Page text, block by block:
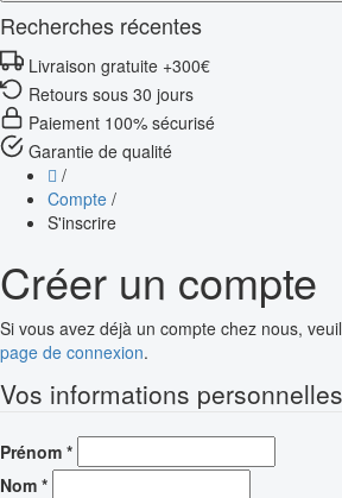
Recherches récentes
Livraison gratuite +300€
Retours sous 30 jours
Paiement 100% sécurisé
Garantie de qualité
/
Compte /
S'inscrire
Créer un compte
Si vous avez déjà un compte chez nous,
page de connexion.
Vos informations personnelles
Prénom *
Nom *